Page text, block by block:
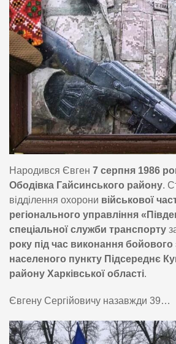
Народився Євген 7 серпня 1986
Ободівка Гайсинського району.
відділення охорони військової
регіонального управління
спеціальної служби транспорту
року під час виконання
населеного пункту Підсереднє
району Харківської області.
Євгену Сергійовичу назавжди 39…